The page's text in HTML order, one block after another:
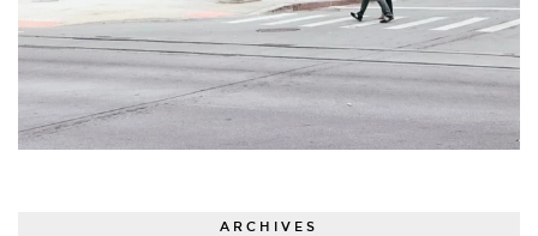
ARCHIVES